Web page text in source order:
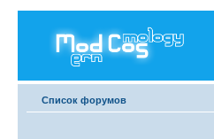
Список форумов